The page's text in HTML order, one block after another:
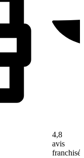
4,8
avis
franchisé